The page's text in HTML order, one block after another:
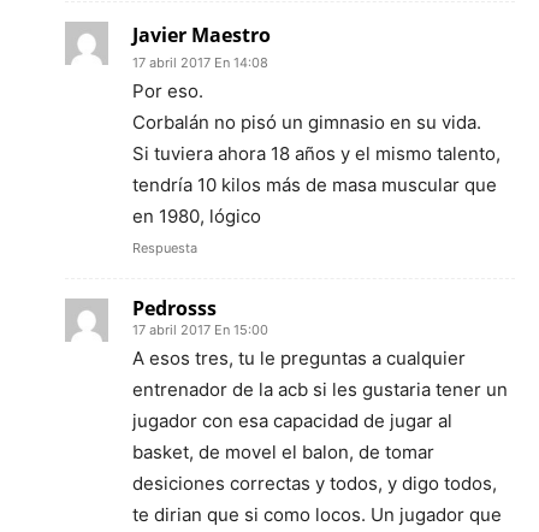
Javier Maestro
17 abril 2017 En 14:08
Por eso.
Corbalán no pisó un gimnasio en su vida.
Si tuviera ahora 18 años y el mismo talento,
tendría 10 kilos más de masa muscular que
en 1980, lógico
Respuesta
Pedrosss
17 abril 2017 En 15:00
A esos tres, tu le preguntas a cualquier
entrenador de la acb si les gustaria tener un
jugador con esa capacidad de jugar al
basket, de movel el balon, de tomar
desiciones correctas y todos, y digo todos,
te dirian que si como locos. Un jugador que